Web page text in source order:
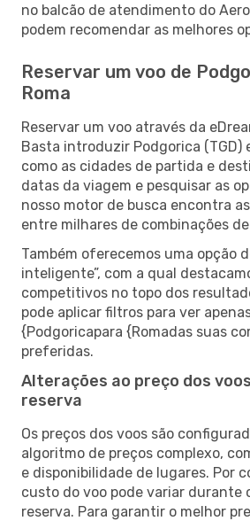
no balcão de atendimento do
podem recomendar as melhores
Reservar um voo de
Roma
Reservar um voo através da
Basta introduzir Podgorica (TGD)
como as cidades de partida e
datas da viagem e pesquisar as
nosso motor de busca encontra
entre milhares de combinações
Também oferecemos uma opção
inteligente”, com a qual
competitivos no topo dos
pode aplicar filtros para ver
{Podgoricapara {Romadas suas
preferidas.
Alterações ao preço dos
reserva
Os preços dos voos são
algoritmo de preços complexo,
e disponibilidade de lugares. Por
custo do voo pode variar durante
reserva. Para garantir o melhor